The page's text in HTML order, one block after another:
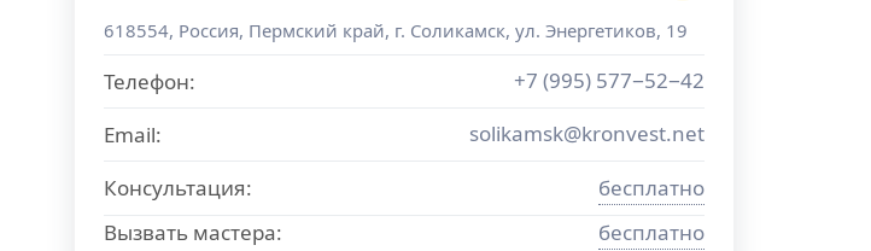
618554, Россия, Пермский край, г. Соликамск, ул. Энергетиков, 19
Телефон:
+7 (995) 577−52−42
Email:
solikamsk@kronvest.net
Консультация:
бесплатно
Вызвать мастера:
бесплатно